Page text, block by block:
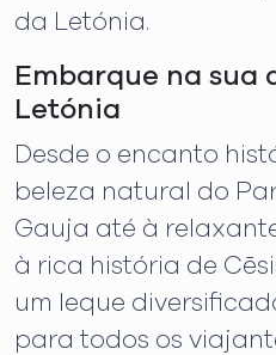
da Letónia.
Embarque na sua
Letónia
Desde o encanto
beleza natural do
Gauja até à
à rica história de
um leque
para todos os